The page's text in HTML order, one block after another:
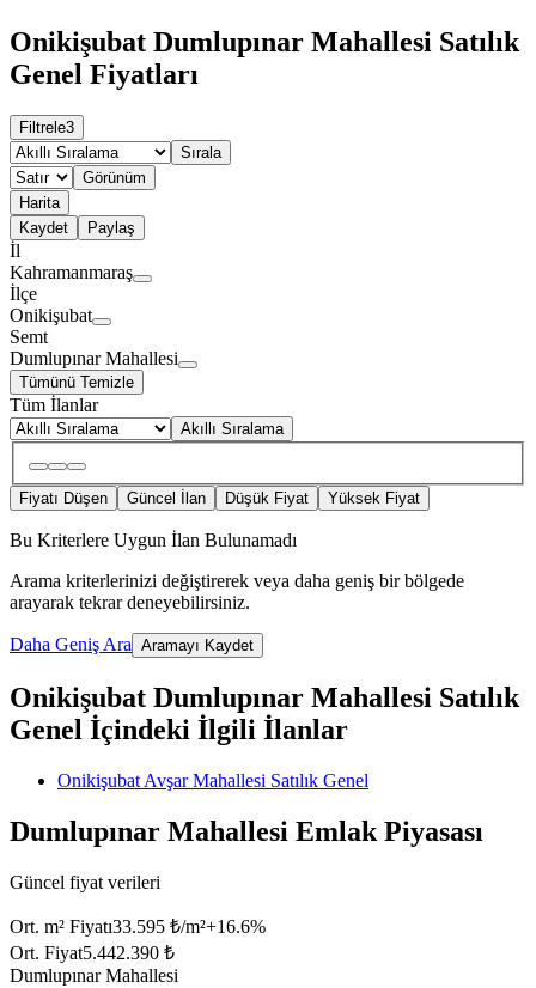
Onikişubat Dumlupınar Mahallesi Satılık
Genel Fiyatları
Filtrele3
Sırala
Görünüm
Harita
Kaydet
Paylaş
İl
Kahramanmaraş
İlçe
Onikişubat
Semt
Dumlupınar Mahallesi
Tümünü Temizle
Tüm İlanlar
Akıllı Sıralama
Fiyatı Düşen Güncel İlan Düşük Fiyat Yüksek Fiyat
Bu Kriterlere Uygun İlan Bulunamadı
Arama kriterlerinizi değiştirerek veya daha geniş bir bölgede
arayarak tekrar deneyebilirsiniz.
Daha Geniş Ara Aramayı Kaydet
Onikişubat Dumlupınar Mahallesi Satılık
Genel İçindeki İlgili İlanlar
Onikişubat Avşar Mahallesi Satılık Genel
Dumlupınar Mahallesi Emlak Piyasası
Güncel fiyat verileri
Ort. m² Fiyatı33.595 ₺/m²+16.6%
Ort. Fiyat5.442.390 ₺
Dumlupınar Mahallesi